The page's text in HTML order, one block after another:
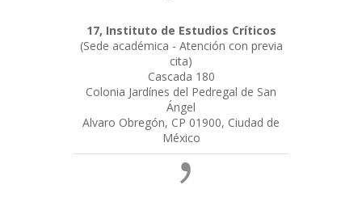
17, Instituto de Estudios Críticos
(Sede académica - Atención con previa
cita)
Cascada 180
Colonia Jardínes del Pedregal de San
Ángel
Alvaro Obregón, CP 01900, Ciudad de
México